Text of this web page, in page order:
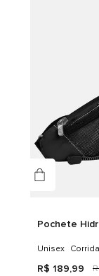
Pochete
Unisex Corrida
R$ 189,99